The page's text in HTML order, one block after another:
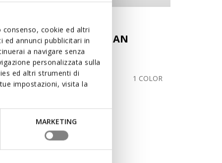
cookie ed altri
annunci pubblicitari in
a navigare senza
personalizzata sulla
ed altri strumenti di
impostazioni, visita la
MARKETING
1.0 WOMAN
sandals
Lv217,10
1 COLOR